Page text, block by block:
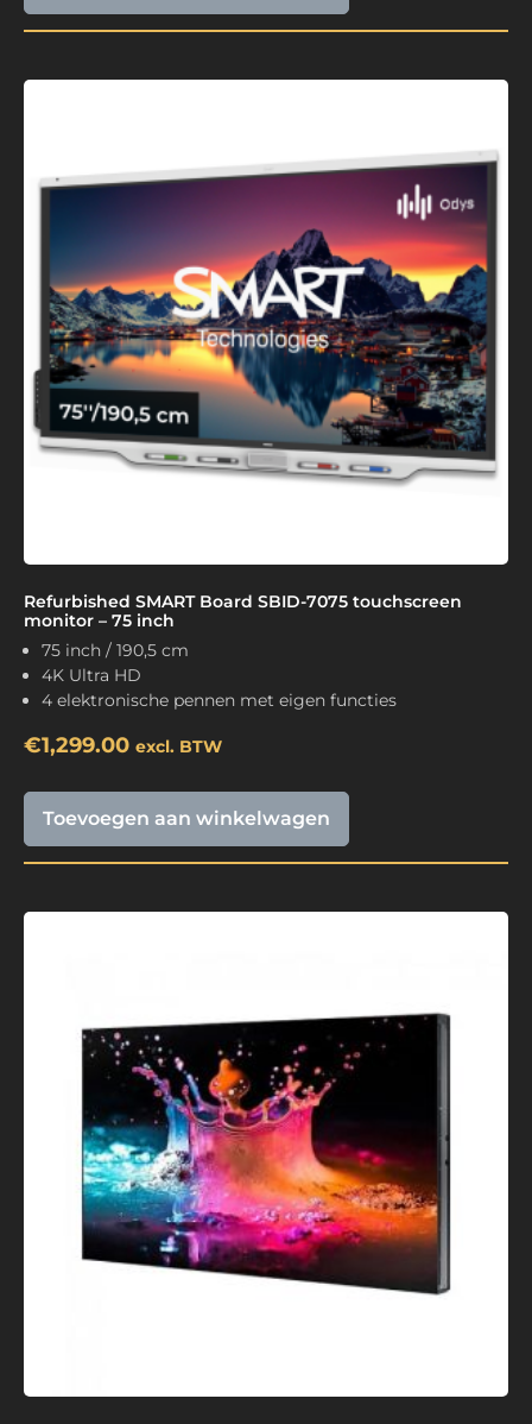
Refurbished SMART Board SBID-7075 touchscreen
monitor – 75 inch
75 inch / 190,5 cm
4K Ultra HD
4 elektronische pennen met eigen functies
€1,299.00 excl. BTW
Toevoegen aan winkelwagen